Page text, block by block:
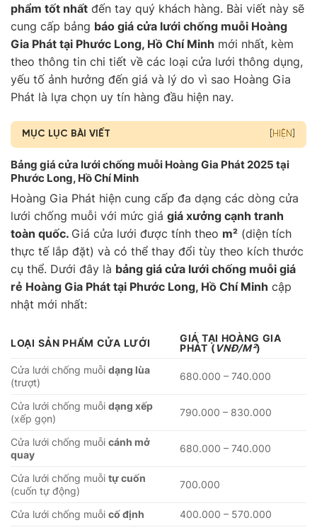
phẩm tốt nhất đến tay quý khách hàng. Bài viết này sẽ
cung cấp bảng báo giá cửa lưới chống muỗi Hoàng
Gia Phát tại Phước Long, Hồ Chí Minh mới nhất, kèm
theo thông tin chi tiết về các loại cửa lưới thông dụng,
yếu tố ảnh hưởng đến giá và lý do vì sao Hoàng Gia
Phát là lựa chọn uy tín hàng đầu hiện nay.
MỤC LỤC BÀI VIẾT HIỆN
Bảng giá cửa lưới chống muỗi Hoàng Gia Phát 2025 tại
Phước Long, Hồ Chí Minh
Hoàng Gia Phát hiện cung cấp đa dạng các dòng cửa
lưới chống muỗi với mức giá giá xưởng cạnh tranh
toàn quốc. Giá cửa lưới được tính theo m² (diện tích
thực tế lắp đặt) và có thể thay đổi tùy theo kích thước
cụ thể. Dưới đây là bảng giá cửa lưới chống muỗi giá
rẻ Hoàng Gia Phát tại Phước Long, Hồ Chí Minh cập
nhật mới nhất:
LOẠI SẢN PHẨM CỬA LƯỚI
GIÁ TẠI HOÀNG GIA
PHÁT ( VNĐ/M²)
Cửa lưới chống muỗi dạng lùa
(trượt)
680.000 – 740.000
Cửa lưới chống muỗi dạng xếp
(xếp gọn)
790.000 – 830.000
Cửa lưới chống muỗi cánh mở
quay
680.000 – 740.000
Cửa lưới chống muỗi tự cuốn
(cuốn tự động)
700.000
Cửa lưới chống muỗi cố định
400.000 – 570.000